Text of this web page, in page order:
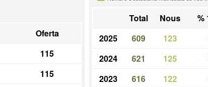
Total Nous
%
2025
609 123
2024
621 125
2023
616 122
Oferta
115
115